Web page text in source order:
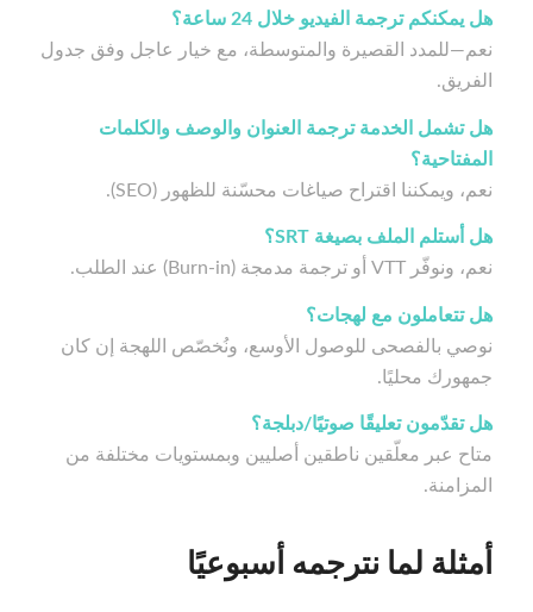
هل يمكنكم ترجمة الفيديو خلال 24 ساعة؟
نعم—للمدد القصيرة والمتوسطة، مع خيار عاجل وفق جدول
الفريق.
هل تشمل الخدمة ترجمة العنوان والوصف والكلمات
المفتاحية؟
نعم، ويمكننا اقتراح صياغات محسّنة للظهور (SEO).
هل أستلم الملف بصيغة SRT؟
نعم، ونوفّر VTT أو ترجمة مدمجة (Burn-in) عند الطلب.
هل تتعاملون مع لهجات؟
نوصي بالفصحى للوصول الأوسع، ونُخصّص اللهجة إن كان
جمهورك محليًا.
هل تقدّمون تعليقًا صوتيًا/دبلجة؟
متاح عبر معلّقين ناطقين أصليين وبمستويات مختلفة من
المزامنة.
أمثلة لما نترجمه أسبوعيًا